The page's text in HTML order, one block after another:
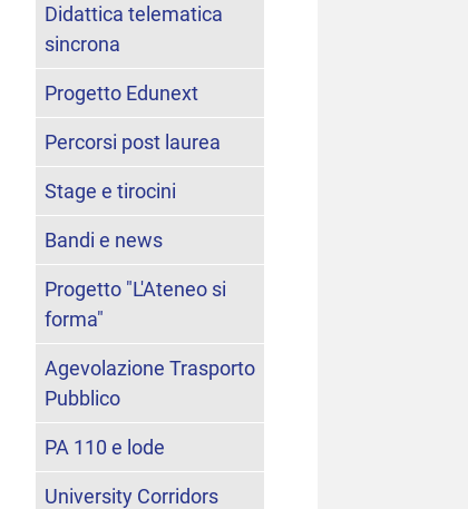
Didattica telematica
sincrona
Progetto Edunext
Percorsi post laurea
Stage e tirocini
Bandi e news
Progetto "L'Ateneo si
forma"
Agevolazione Trasporto
Pubblico
PA 110 e lode
University Corridors